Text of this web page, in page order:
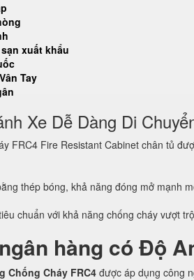
xuất khẩu
Tay
Xe Dễ Dàng Di
FRC4 Fire Resistant Cabinet chân tủ
thép bóng, khả năng đóng mở mạnh
chuẩn với khả năng chống cháy vượt
hàng có Độ
Chống Cháy FRC4 được áp dụng công